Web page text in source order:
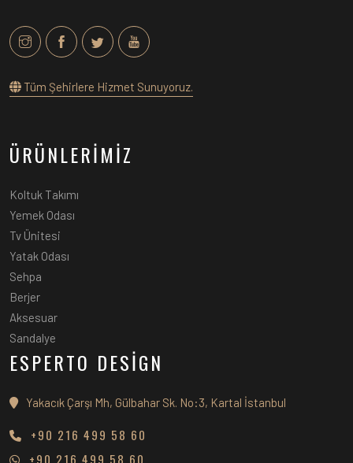
Tüm Şehirlere Hizmet Sunuyoruz.
ÜRÜNLERİMİZ
Koltuk Takımı
Yemek Odası
Tv Ünitesi
Yatak Odası
Sehpa
Berjer
Aksesuar
Sandalye
ESPERTO DESİGN
Yakacık Çarşı Mh, Gülbahar Sk. No:3, Kartal İstanbul
+90 216 499 58 60
+90 216 499 58 60